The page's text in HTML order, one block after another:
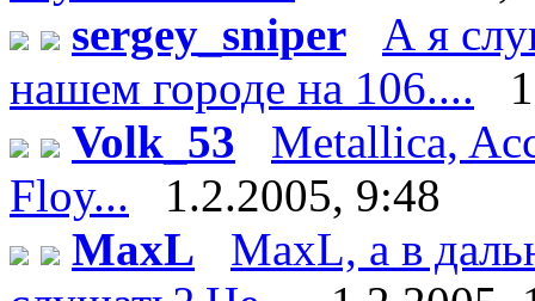
sergey_sniper
А я
нашем городе на 106....
Volk_53
Metallica,
Floy...
1.2.2005, 9:48
MaxL
MaxL, а в